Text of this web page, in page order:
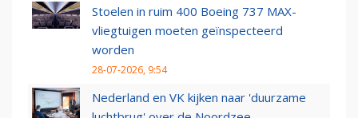
Stoelen in ruim 400 Boeing 737 MAX-
vliegtuigen moeten geïnspecteerd
worden
28-07-2026, 9:54
Nederland en VK kijken naar 'duurzame